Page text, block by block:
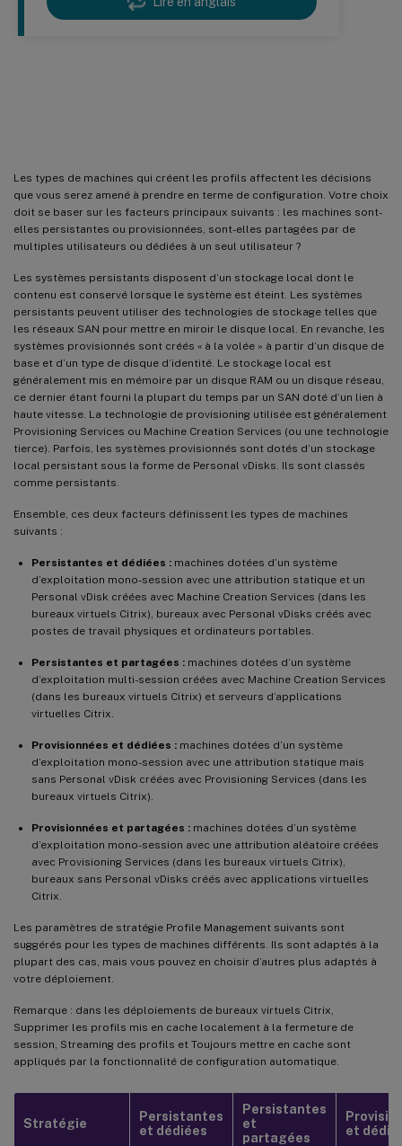
Les types de machines qui créent les profils affectent les décisions
que vous serez amené à prendre en terme de configuration. Votre choix
doit se baser sur les facteurs principaux suivants : les machines sont-
elles persistantes ou provisionnées, sont-elles partagées par de
multiples utilisateurs ou dédiées à un seul utilisateur ?
Les systèmes persistants disposent d’un stockage local dont le
contenu est conservé lorsque le système est éteint. Les systèmes
persistants peuvent utiliser des technologies de stockage telles que
les réseaux SAN pour mettre en miroir le disque local. En revanche, les
systèmes provisionnés sont créés « à la volée » à partir d’un disque de
base et d’un type de disque d’identité. Le stockage local est
généralement mis en mémoire par un disque RAM ou un disque réseau,
ce dernier étant fourni la plupart du temps par un SAN doté d’un lien à
haute vitesse. La technologie de provisioning utilisée est généralement
Provisioning Services ou Machine Creation Services (ou une technologie
tierce). Parfois, les systèmes provisionnés sont dotés d’un stockage
local persistant sous la forme de Personal vDisks. Ils sont classés
comme persistants.
Ensemble, ces deux facteurs définissent les types de machines
suivants :
Persistantes et dédiées : machines dotées d’un système
d’exploitation mono-session avec une attribution statique et un
Personal vDisk créées avec Machine Creation Services (dans les
bureaux virtuels Citrix), bureaux avec Personal vDisks créés avec
postes de travail physiques et ordinateurs portables.
Persistantes et partagées : machines dotées d’un système
d’exploitation multi-session créées avec Machine Creation Services
(dans les bureaux virtuels Citrix) et serveurs d’applications
virtuelles Citrix.
Provisionnées et dédiées : machines dotées d’un système
d’exploitation mono-session avec une attribution statique mais
sans Personal vDisk créées avec Provisioning Services (dans les
bureaux virtuels Citrix).
Provisionnées et partagées : machines dotées d’un système
d’exploitation mono-session avec une attribution aléatoire créées
avec Provisioning Services (dans les bureaux virtuels Citrix),
bureaux sans Personal vDisks créés avec applications virtuelles
Citrix.
Les paramètres de stratégie Profile Management suivants sont
suggérés pour les types de machines différents. Ils sont adaptés à la
plupart des cas, mais vous pouvez en choisir d’autres plus adaptés à
votre déploiement.
Remarque : dans les déploiements de bureaux virtuels Citrix,
Supprimer les profils mis en cache localement à la fermeture de
session, Streaming des profils et Toujours mettre en cache sont
appliqués par la fonctionnalité de configuration automatique.
Stratégie
Persistantes
et dédiées
Persistantes
et
partagées
et